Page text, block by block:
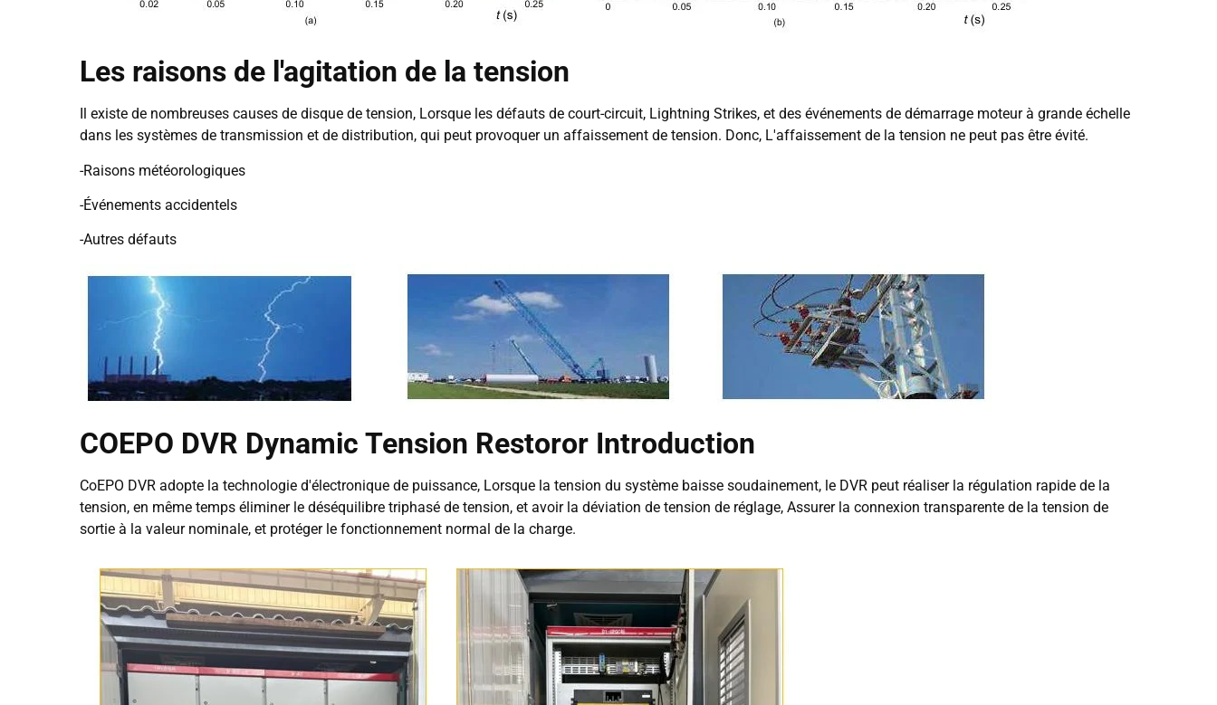
Les raisons de l'agitation de la tension
Il existe de nombreuses causes de disque de tension, Lorsque les défauts de court-circuit, Lightning Strikes, et des événements de démarrage moteur à grande échelle
dans les systèmes de transmission et de distribution, qui peut provoquer un affaissement de tension. Donc, L'affaissement de la tension ne peut pas être évité.
-Raisons météorologiques
-Événements accidentels
-Autres défauts
COEPO DVR Dynamic Tension Restoror Introduction
CoEPO DVR adopte la technologie d'électronique de puissance, Lorsque la tension du système baisse soudainement, le DVR peut réaliser la régulation rapide de la
tension, en même temps éliminer le déséquilibre triphasé de tension, et avoir la déviation de tension de réglage, Assurer la connexion transparente de la tension de
sortie à la valeur nominale, et protéger le fonctionnement normal de la charge.